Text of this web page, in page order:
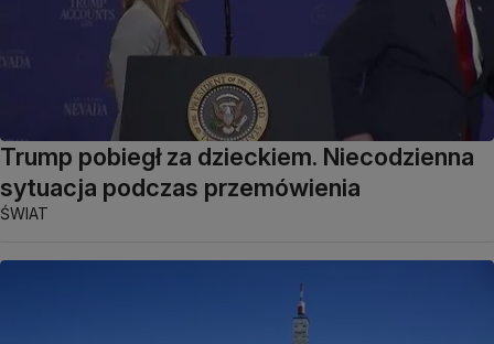
Trump pobiegł za dzieckiem. Niecodzienna
sytuacja podczas przemówienia
ŚWIAT